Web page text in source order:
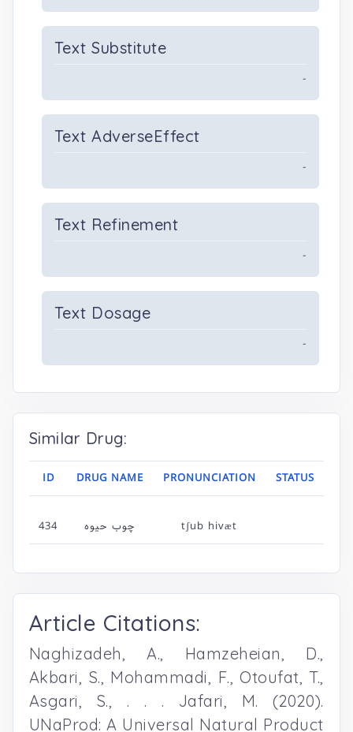
Text Substitute
-
Text AdverseEffect
-
Text Refinement
-
Text Dosage
-
Similar Drug:
ID DRUG NAME PRONUNCIATION STATUS
434 چوب حیوه tʃub hivæt
Article Citations:
Naghizadeh, A., Hamzeheian, D.,
Akbari, S., Mohammadi, F., Otoufat, T.,
Asgari, S., . . . Jafari, M. (2020).
UNaProd: A Universal Natural Product